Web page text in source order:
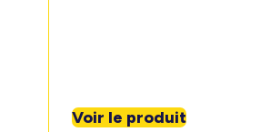
Voir le produit